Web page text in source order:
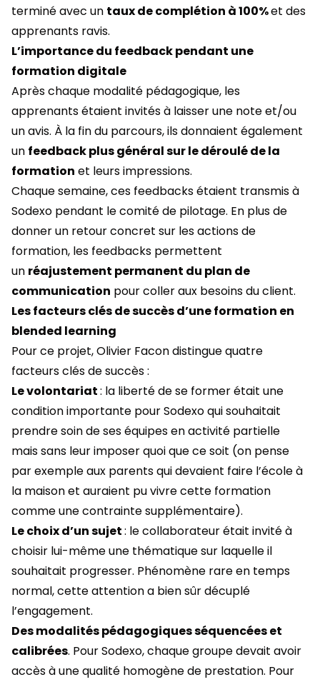
terminé avec un taux de complétion à 100%et des
apprenants ravis.
L’importance du feedback pendant une
formation digitale
Après chaque modalité pédagogique, les
apprenants étaient invités à laisser une note et/ou
un avis. À la fin du parcours, ils donnaient également
un feedback plus général sur le déroulé de la
formation et leurs impressions.
Chaque semaine, ces feedbacks étaient transmis à
Sodexo pendant le comité de pilotage. En plus de
donner un retour concret sur les actions de
formation, les feedbacks permettent
un réajustement permanent du plan de
communication pour coller aux besoins du client.
Les facteurs clés de succès d’une formation en
blended learning
Pour ce projet, Olivier Facon distingue quatre
facteurs clés de succès :
Le volontariat: la liberté de se former était une
condition importante pour Sodexo qui souhaitait
prendre soin de ses équipes en activité partielle
mais sans leur imposer quoi que ce soit (on pense
par exemple aux parents qui devaient faire l’école à
la maison et auraient pu vivre cette formation
comme une contrainte supplémentaire).
Le choix d’un sujet: le collaborateur était invité à
choisir lui-même une thématique sur laquelle il
souhaitait progresser. Phénomène rare en temps
normal, cette attention a bien sûr décuplé
l’engagement.
Des modalités pédagogiques séquencées et
calibrées. Pour Sodexo, chaque groupe devait avoir
accès à une qualité homogène de prestation. Pour